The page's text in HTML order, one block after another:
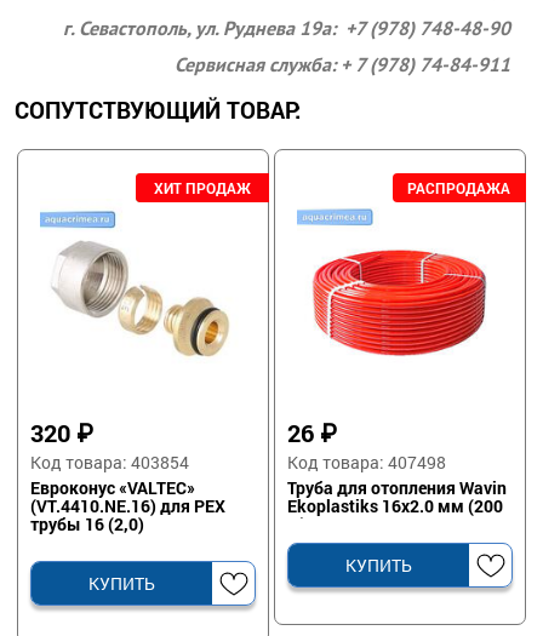
г. Севастополь, ул. Руднева 19а: +7 (978) 748-48-90
Сервисная служба: + 7 (978) 74-84-911
СОПУТСТВУЮЩИЙ ТОВАР:
320 ₽
Код товара: 403854
Евроконус «VALTEC»
(VT.4410.NE.16) для PEX
трубы 16 (2,0)
КУПИТЬ
26 ₽
Код товара: 407498
Труба для отопления Wavin
Ekoplastiks 16х2.0 мм (200
м)
КУПИТЬ